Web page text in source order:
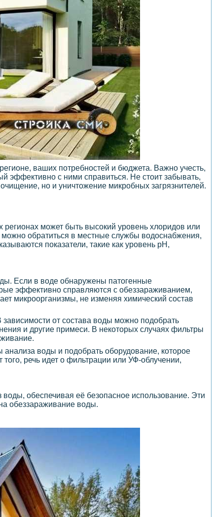
ваших потребностей и бюджета. Важно учесть,
эффективно с ними справиться. Не стоит забывать,
но и уничтожение микробных загрязнителей.
регионах может быть высокий уровень хлоридов или
можно обратиться в местные службы водоснабжения,
показатели, такие как уровень pH,
Если в воде обнаружены патогенные
эффективно справляются с обеззараживанием,
микроорганизмы, не изменяя химический состав
от состава воды можно подобрать
и другие примеси. В некоторых случаях фильтры
воды и подобрать оборудование, которое
речь идет о фильтрации или УФ-облучении,
обеспечивая её безопасное использование. Эти
обеззараживание воды.